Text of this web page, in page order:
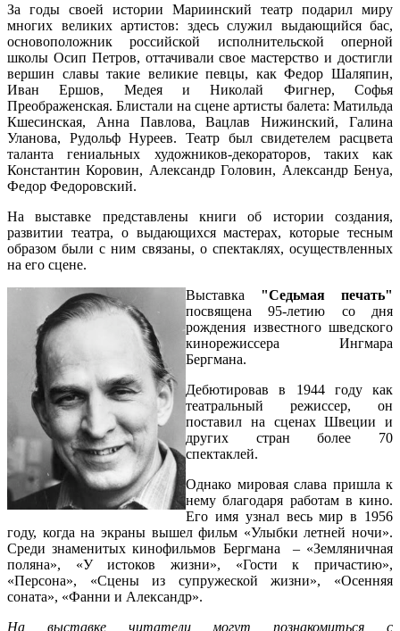
За годы своей истории Мариинский театр подарил миру
многих великих артистов: здесь служил выдающийся бас,
основоположник российской исполнительской оперной
школы Осип Петров, оттачивали свое мастерство и достигли
вершин славы такие великие певцы, как Федор Шаляпин,
Иван Ершов, Медея и Николай Фигнер, Софья
Преображенская. Блистали на сцене артисты балета: Матильда
Кшесинская, Анна Павлова, Вацлав Нижинский, Галина
Уланова, Рудольф Нуреев. Театр был свидетелем расцвета
таланта гениальных художников-декораторов, таких как
Константин Коровин, Александр Головин, Александр Бенуа,
Федор Федоровский.
На выставке представлены книги об истории создания,
развитии театра, о выдающихся мастерах, которые тесным
образом были с ним связаны, о спектаклях, осуществленных
на его сцене.
Выставка "Седьмая печать"
посвящена 95-летию со дня
рождения известного шведского
кинорежиссера Ингмара
Бергмана.
Дебютировав в 1944 году как
театральный режиссер, он
поставил на сценах Швеции и
других стран более 70
спектаклей.
Однако мировая слава пришла к
нему благодаря работам в кино.
Его имя узнал весь мир в 1956
году, когда на экраны вышел фильм «Улыбки летней ночи».
Среди знаменитых кинофильмов Бергмана – «Земляничная
поляна», «У истоков жизни», «Гости к причастию»,
«Персона», «Сцены из супружеской жизни», «Осенняя
соната», «Фанни и Александр».
На выставке читатели могут познакомиться с